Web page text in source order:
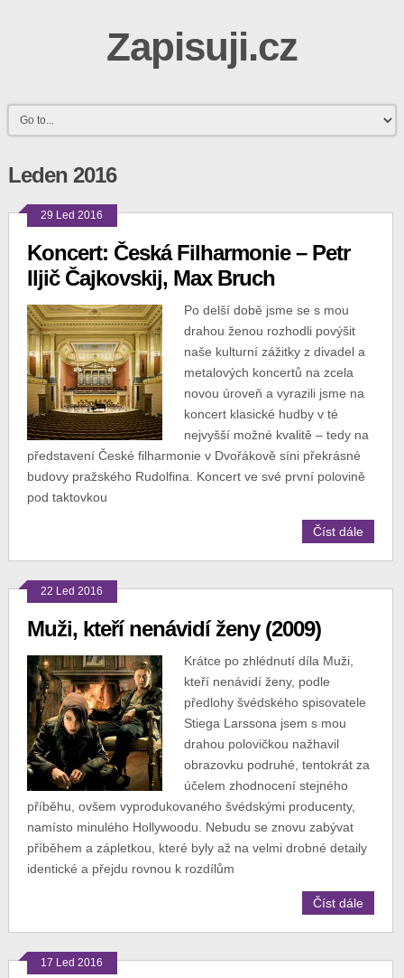
Zapisuji.cz
Leden 2016
29 Led 2016
Koncert: Česká Filharmonie – Petr
Iljič Čajkovskij, Max Bruch
Po delší době jsme se s mou
drahou ženou rozhodli povýšit
naše kulturní zážitky z divadel a
metalových koncertů na zcela
novou úroveň a vyrazili jsme na
koncert klasické hudby v té
nejvyšší možné kvalitě – tedy na
představení České filharmonie v Dvořákově síni překrásné
budovy pražského Rudolfina. Koncert ve své první polovině
pod taktovkou
Číst dále
22 Led 2016
Muži, kteří nenávidí ženy (2009)
Krátce po zhlédnutí díla Muži,
kteří nenávidí ženy, podle
předlohy švédského spisovatele
Stiega Larssona jsem s mou
drahou polovičkou nažhavil
obrazovku podruhé, tentokrát za
účelem zhodnocení stejného
příběhu, ovšem vyprodukovaného švédskými producenty,
namísto minulého Hollywoodu. Nebudu se znovu zabývat
příběhem a zápletkou, které byly až na velmi drobné detaily
identické a přejdu rovnou k rozdílům
Číst dále
17 Led 2016